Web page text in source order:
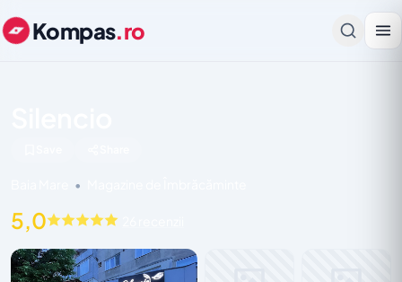
Kompas.ro
•
5,0